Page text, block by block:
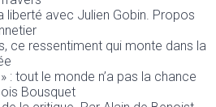
liberté avec Julien Gobin. Propos
ce ressentiment qui monte dans la
: tout le monde n’a pas la chance
Bousquet